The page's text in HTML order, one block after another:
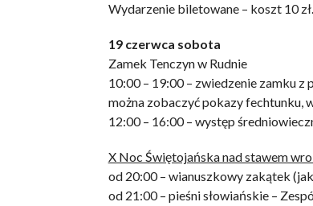
Wydarzenie biletowane – koszt 10 zł.
19 czerwca sobota
Zamek Tenczyn w Rudnie
10:00 – 19:00 – zwiedzenie zamku
można zobaczyć pokazy fechtunku,
12:00 – 16:00 – występ
X Noc Świętojańska nad stawem
od 20:00 – wianuszkowy zakątek
od 21:00 – pieśni słowiańskie –